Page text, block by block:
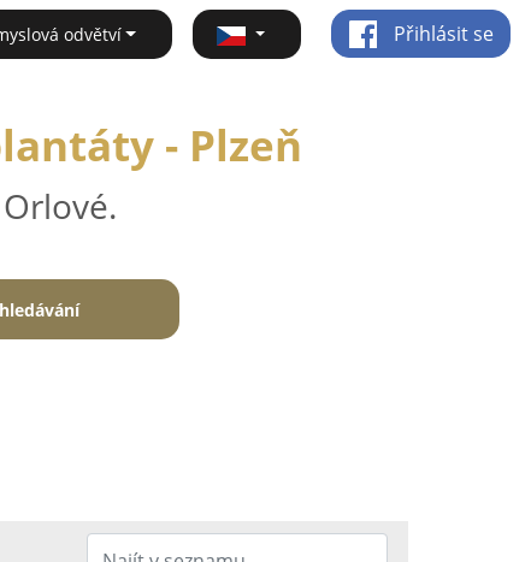
odvětví Přihlásit se
- Plzeň